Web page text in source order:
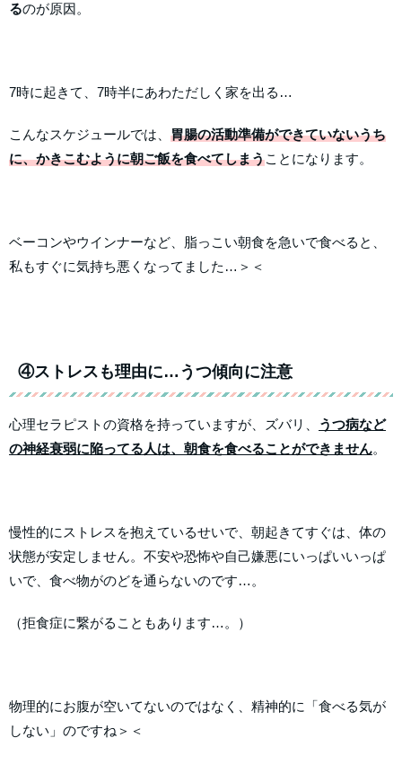
るのが原因。
7時に起きて、7時半にあわただしく家を出る…
こんなスケジュールでは、 胃腸の活動準備ができていないうち
に、かきこむように朝ご飯を食べてしまうことになります。
ベーコンやウインナーなど、脂っこい朝食を急いで食べると、
私もすぐに気持ち悪くなってました…＞＜
④ストレスも理由に…うつ傾向に注意
心理セラピストの資格を持っていますが、ズバリ、
うつ病など
の神経衰弱に陥ってる人は、朝食を食べることができません。
慢性的にストレスを抱えているせいで、朝起きてすぐは、体の
状態が安定しません。不安や恐怖や自己嫌悪にいっぱいいっぱ
いで、食べ物がのどを通らないのです…。
（拒食症に繋がることもあります…。）
物理的にお腹が空いてないのではなく、精神的に「食べる気が
しない」のですね＞＜